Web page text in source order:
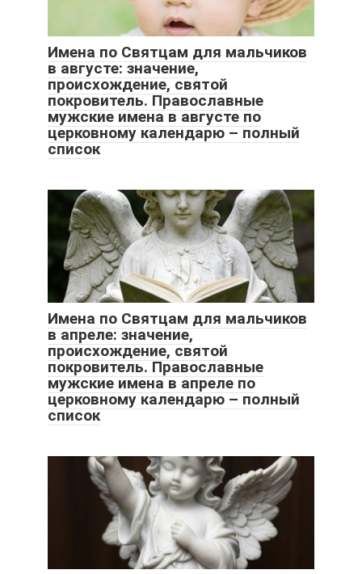
Имена по Святцам для мальчиков
в августе: значение,
происхождение, святой
покровитель. Православные
мужские имена в августе по
церковному календарю – полный
список
Имена по Святцам для мальчиков
в апреле: значение,
происхождение, святой
покровитель. Православные
мужские имена в апреле по
церковному календарю – полный
список